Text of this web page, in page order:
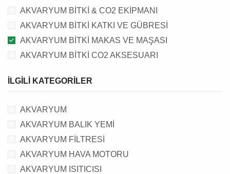
AKVARYUM BİTKİ & CO2 EKİPMANI
AKVARYUM BİTKİ KATKI VE GÜBRESİ
AKVARYUM BİTKİ MAKAS VE MAŞASI
AKVARYUM BİTKİ CO2 AKSESUARI
İLGILI KATEGORILER
AKVARYUM
AKVARYUM BALIK YEMİ
AKVARYUM FİLTRESİ
AKVARYUM HAVA MOTORU
AKVARYUM ISITICISI